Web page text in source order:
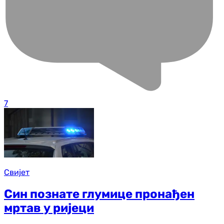
7
Свијет
Син познате глумице пронађен
мртав у ријеци